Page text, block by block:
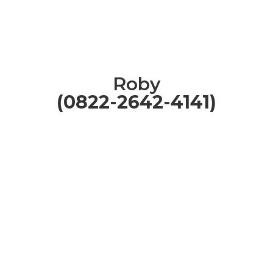
Roby
(0822-2642-4141)